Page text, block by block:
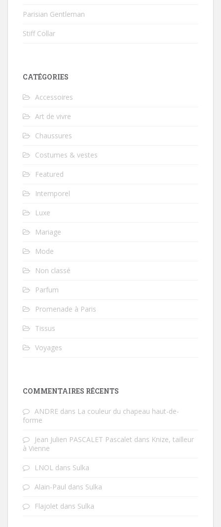
Parisian Gentleman
Stiff Collar
CATÉGORIES
Accessoires
Art de vivre
Chaussures
Costumes & vestes
Featured
Intemporel
Luxe
Mariage
Mode
Non classé
Parfum
Promenade à Paris
Tissus
Voyages
COMMENTAIRES RÉCENTS
ANDRE dans La couleur du chapeau haut-de-
forme
Jean Julien PASCALET Pascalet dans Knize, tailleur
à Vienne
LNOL dans Sulka
Alain-Paul dans Sulka
Flajolet dans Sulka